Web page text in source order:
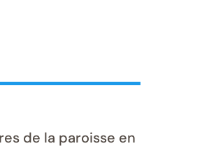
de la paroisse en